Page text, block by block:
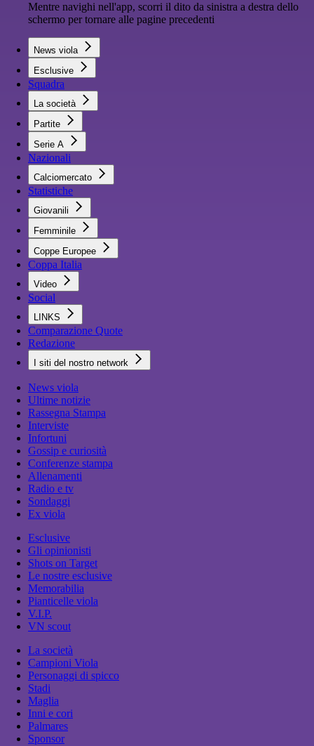
Mentre navighi nell'app, scorri il dito da sinistra a destra dello
schermo per tornare alle pagine precedenti
News viola
Esclusive
Squadra
La società
Partite
Serie A
Nazionali
Calciomercato
Statistiche
Giovanili
Femminile
Coppe Europee
Coppa Italia
Video
Social
LINKS
Comparazione Quote
Redazione
I siti del nostro network
News viola
Ultime notizie
Rassegna Stampa
Interviste
Infortuni
Gossip e curiosità
Conferenze stampa
Allenamenti
Radio e tv
Sondaggi
Ex viola
Esclusive
Gli opinionisti
Shots on Target
Le nostre esclusive
Memorabilia
Pianticelle viola
V.I.P.
VN scout
La società
Campioni Viola
Personaggi di spicco
Stadi
Maglia
Inni e cori
Palmares
Sponsor